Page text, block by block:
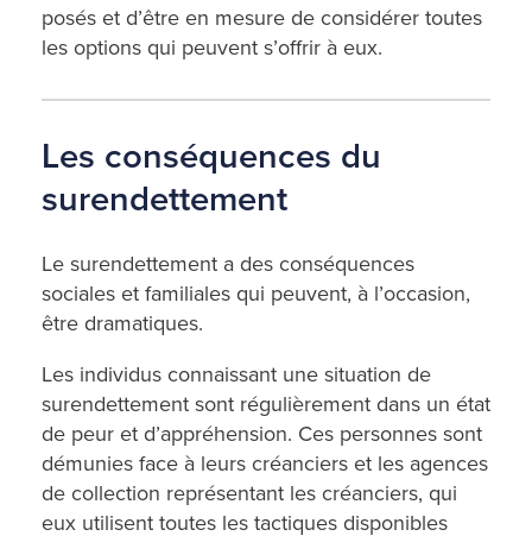
posés et d’être en mesure de considérer toutes
les options qui peuvent s’offrir à eux.
Les conséquences du
surendettement
Le surendettement a des conséquences
sociales et familiales qui peuvent, à l’occasion,
être dramatiques.
Les individus connaissant une situation de
surendettement sont régulièrement dans un état
de peur et d’appréhension. Ces personnes sont
démunies face à leurs créanciers et les agences
de collection représentant les créanciers, qui
eux utilisent toutes les tactiques disponibles